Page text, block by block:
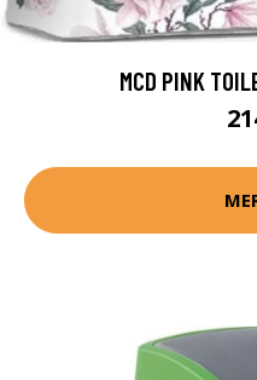
MCD PINK